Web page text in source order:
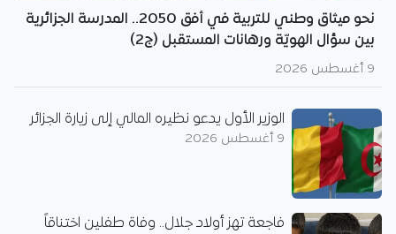
نحو ميثاق وطني للتربية في أفق 2050.. المدرسة الجزائرية
بين سؤال الهويّة ورهانات المستقبل (ج2)
9 أغسطس 2026
الوزير الأول يدعو نظيره المالي إلى زيارة الجزائر
9 أغسطس 2026
فاجعة تهز أولاد جلال.. وفاة طفلين اختناقاً